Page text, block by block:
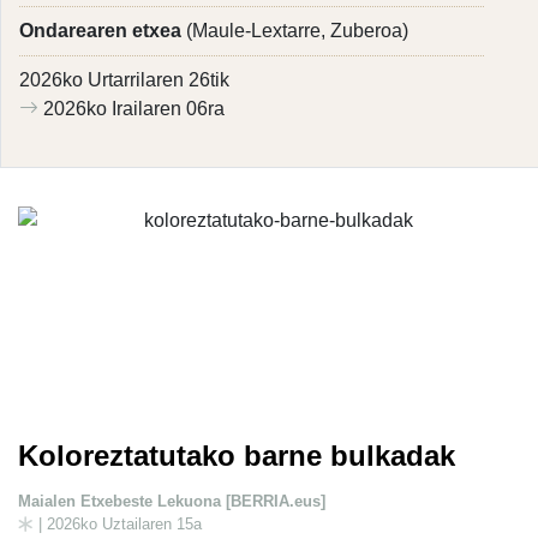
Ondarearen etxea (Maule-Lextarre, Zuberoa)
2026ko Urtarrilaren 26tik
2026ko Irailaren 06ra
Koloreztatutako barne bulkadak
Maialen Etxebeste Lekuona [BERRIA.eus]
| 2026ko Uztailaren 15a